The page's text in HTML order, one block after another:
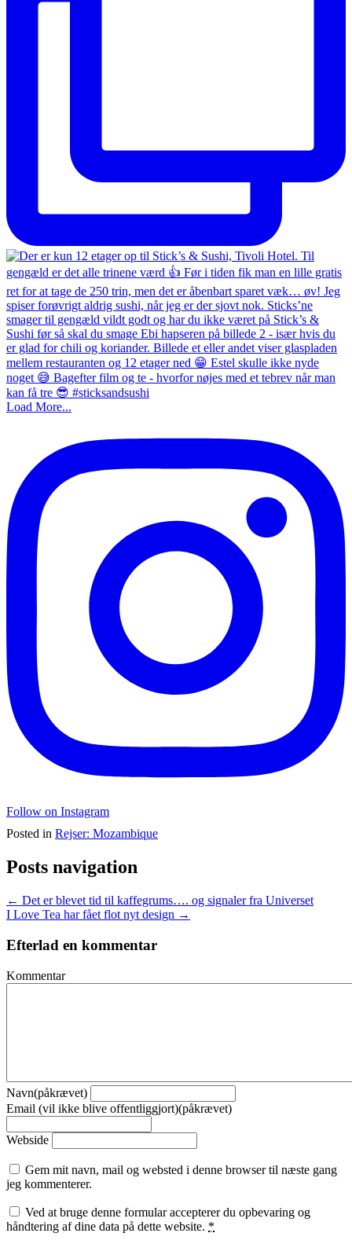
Load More...
Follow on Instagram
Posted in Rejser: Mozambique
Posts navigation
← Det er blevet tid til kaffegrums…. og signaler fra Universet
I Love Tea har fået flot nyt design →
Efterlad en kommentar
Kommentar
Navn(påkrævet)
Email (vil ikke blive offentliggjort)(påkrævet)
Webside
Gem mit navn, mail og websted i denne browser til næste gang
jeg kommenterer.
Ved at bruge denne formular accepterer du opbevaring og
håndtering af dine data på dette website. *